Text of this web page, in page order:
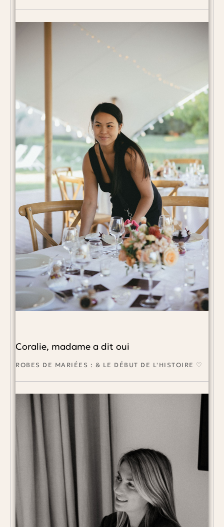
Coralie, madame a dit oui
ROBES DE MARIÉES : & LE DÉBUT DE L'HISTOIRE ♡